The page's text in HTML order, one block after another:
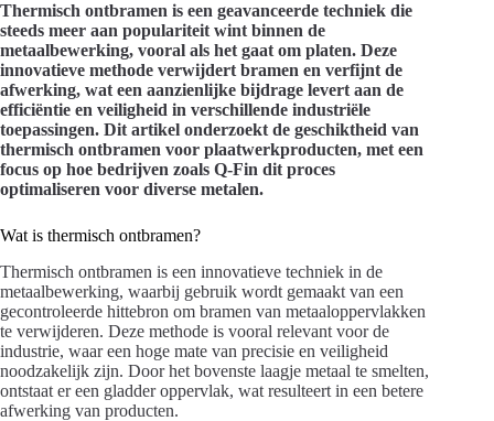
Thermisch ontbramen is een geavanceerde techniek die
steeds meer aan populariteit wint binnen de
metaalbewerking, vooral als het gaat om platen. Deze
innovatieve methode verwijdert bramen en verfijnt de
afwerking, wat een aanzienlijke bijdrage levert aan de
efficiëntie en veiligheid in verschillende industriële
toepassingen. Dit artikel onderzoekt de geschiktheid van
thermisch ontbramen voor plaatwerkproducten, met een
focus op hoe bedrijven zoals Q-Fin dit proces
optimaliseren voor diverse metalen.
Wat is thermisch ontbramen?
Thermisch ontbramen is een innovatieve techniek in de
metaalbewerking, waarbij gebruik wordt gemaakt van een
gecontroleerde hittebron om bramen van metaaloppervlakken
te verwijderen. Deze methode is vooral relevant voor de
industrie, waar een hoge mate van precisie en veiligheid
noodzakelijk zijn. Door het bovenste laagje metaal te smelten,
ontstaat er een gladder oppervlak, wat resulteert in een betere
afwerking van producten.